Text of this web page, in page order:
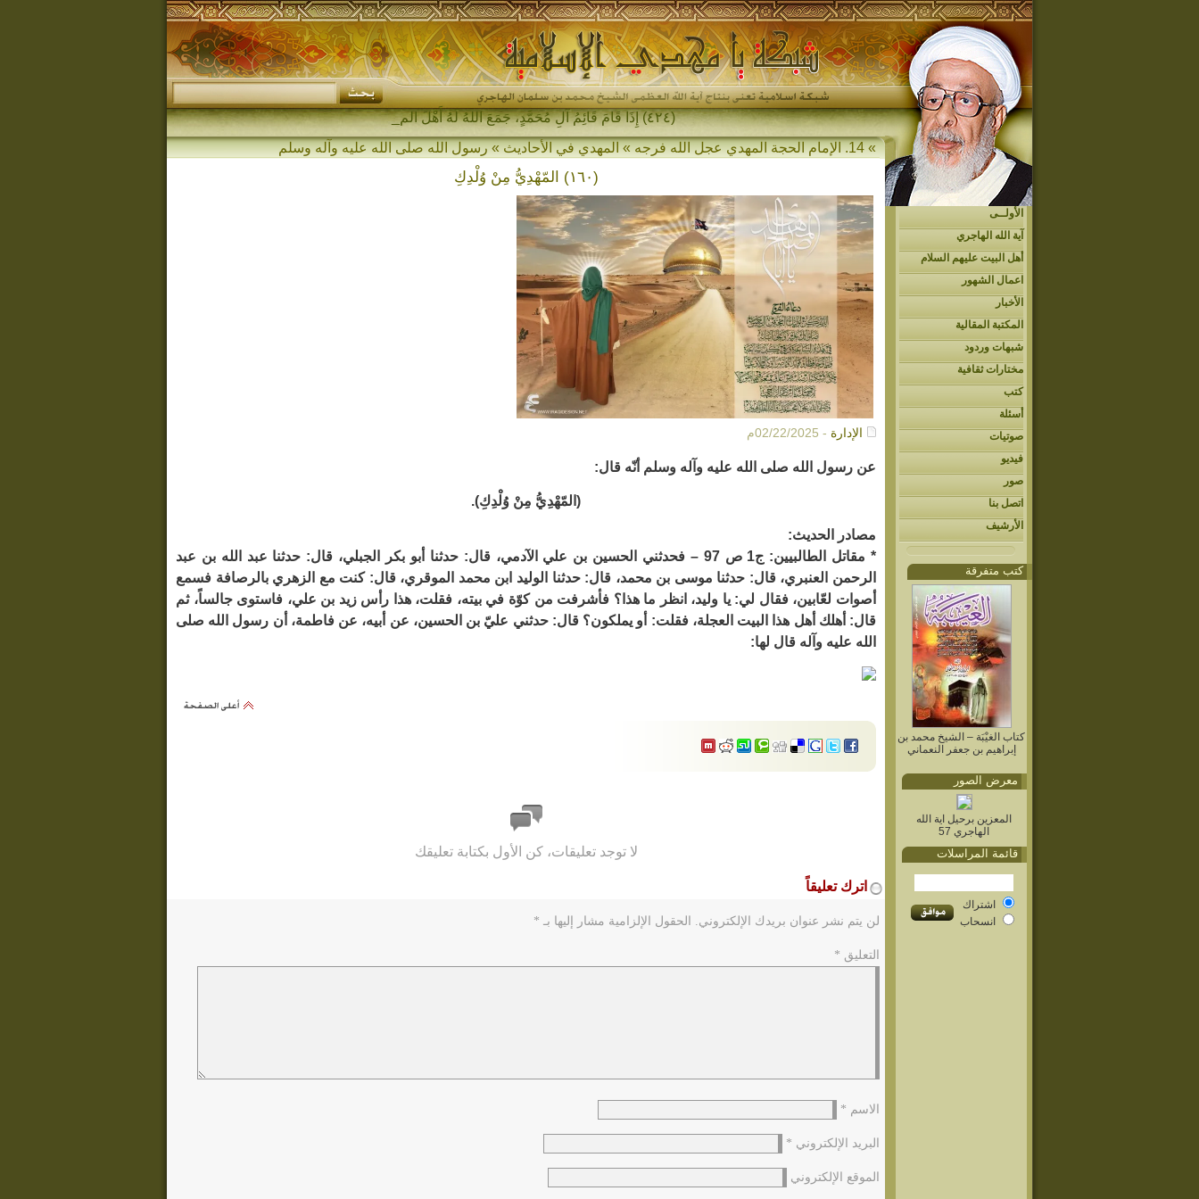
(٤٢٤) إِذَا قَامَ قَائِمُ آلِ مُحَمَّدٍ، جَمَعَ اللهُ لَهُ أَهْلَ المَشْرِقِ و-
الأولــى
آية الله الهاجري
أهل البيت عليهم السلام
اعمال الشهور
الأخبار
المكتبة المقالية
شبهات وردود
مختارات ثقافية
كتب
أسئلة
صوتيات
فيديو
صور
اتصل بنا
الأرشيف
كتب متفرقة
كتاب الغيْبَة – الشيخ محمد بن
إبراهيم بن جعفر النعماني
معرض الصور
المعزين برحيل اية الله
الهاجري 57
قائمة المراسلات
اشتراك
انسحاب
» 14. الإمام الحجة المهدي عجل الله فرجه » المهدي في الأحاديث » رسول الله صلى الله عليه وآله وسلم
(١٦٠) المّهْدِيُّ مِنْ وُلْدِكِ
الإدارة - 02/22/2025م
عن رسول الله صلى الله عليه وآله وسلم أنّه قال:
(المّهْدِيُّ مِنْ وُلْدِكِ).
مصادر الحديث:
* مقاتل الطالبيين: ج1 ص 97 – فحدثني الحسين بن علي الآدمي، قال: حدثنا أبو بكر الجبلي، قال: حدثنا عبد الله بن عبد
الرحمن العنبري، قال: حدثنا موسى بن محمد، قال: حدثنا الوليد ابن محمد الموقري، قال: كنت مع الزهري بالرصافة فسمع
أصوات لعّابين، فقال لي: يا وليد، انظر ما هذا؟ فأشرفت من كوّة في بيته، فقلت، هذا رأس زيد بن علي، فاستوى جالساً، ثم
قال: أهلك أهل هذا البيت العجلة، فقلت: أو يملكون؟ قال: حدثني عليّ بن الحسين، عن أبيه، عن فاطمة، أن رسول الله صلى
الله عليه وآله قال لها:
لا توجد تعليقات، كن الأول بكتابة تعليقك
اترك تعليقاً
لن يتم نشر عنوان بريدك الإلكتروني. الحقول الإلزامية مشار إليها بـ *
التعليق *
الاسم *
البريد الإلكتروني *
الموقع الإلكتروني